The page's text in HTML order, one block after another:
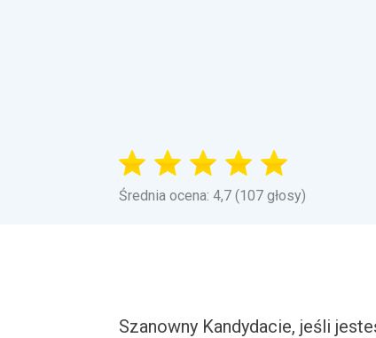
Średnia ocena: 4,7 (107 głosy)
Szanowny Kandydacie, jeśli